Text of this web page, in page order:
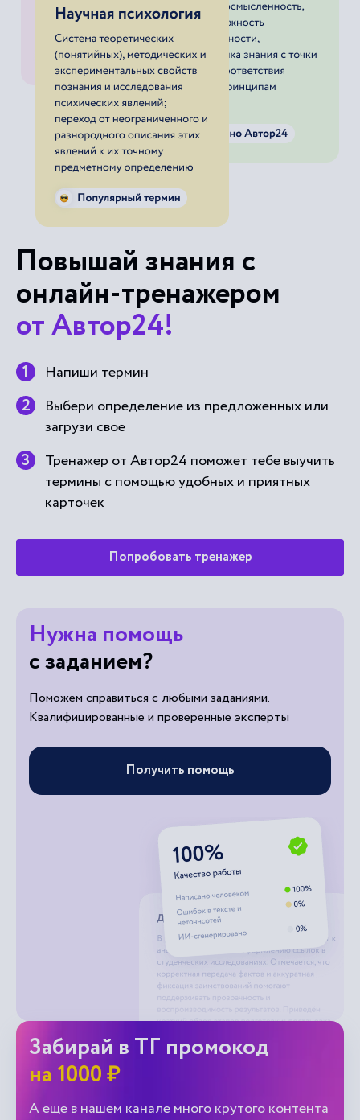
Повышай знания с
онлайн-тренажером
от Автор24!
Напиши термин
Выбери определение из предложенных или
загрузи свое
Тренажер от Автор24 поможет тебе выучить
термины с помощью удобных и приятных
карточек
Попробовать тренажер
Нужна помощь
с заданием?
Поможем справиться с любыми заданиями.
Квалифицированные и проверенные эксперты
Получить помощь
Забирай в ТГ промокод
на 1000 ₽
А еще в нашем канале много крутого контента